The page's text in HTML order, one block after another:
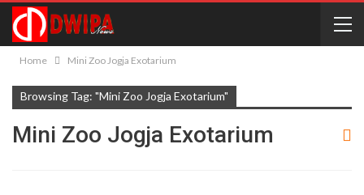
Home Mini Zoo Jogja Exotarium
Browsing Tag: "Mini Zoo Jogja Exotarium"
Mini Zoo Jogja Exotarium